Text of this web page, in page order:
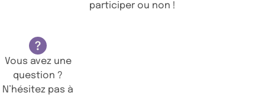
participer ou non !
Vous avez une
question ?
N’hésitez pas à